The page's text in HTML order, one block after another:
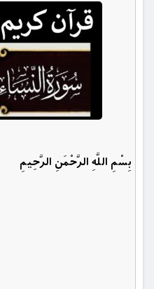
بِسْمِ اللَّهِ الرَّحْمَنِ الرَّحِيمِ